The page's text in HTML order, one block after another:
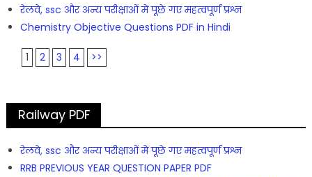
रेलवे, ssc और अन्य परीक्षाओं में पूछे गए महत्वपूर्ण प्रश्न
Chemistry Objective Questions PDF in Hindi
1 2 3 4 >>
Railway PDF
रेलवे, ssc और अन्य परीक्षाओं में पूछे गए महत्वपूर्ण प्रश्न
RRB PREVIOUS YEAR QUESTION PAPER PDF